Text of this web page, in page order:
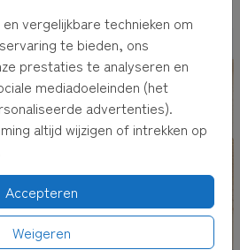
vergelijkbare technieken om
te bieden, ons
prestaties te analyseren en
mediadoeleinden (het
advertenties).
altijd wijzigen of intrekken op
Accepteren
Weigeren
rechtstreeks verzenden of pakket
krijg je de kaarten thuis.
verzenden , dan versturen wij de
envelop en postzegel! De
invullen.
hand hebben? Verzamel dan